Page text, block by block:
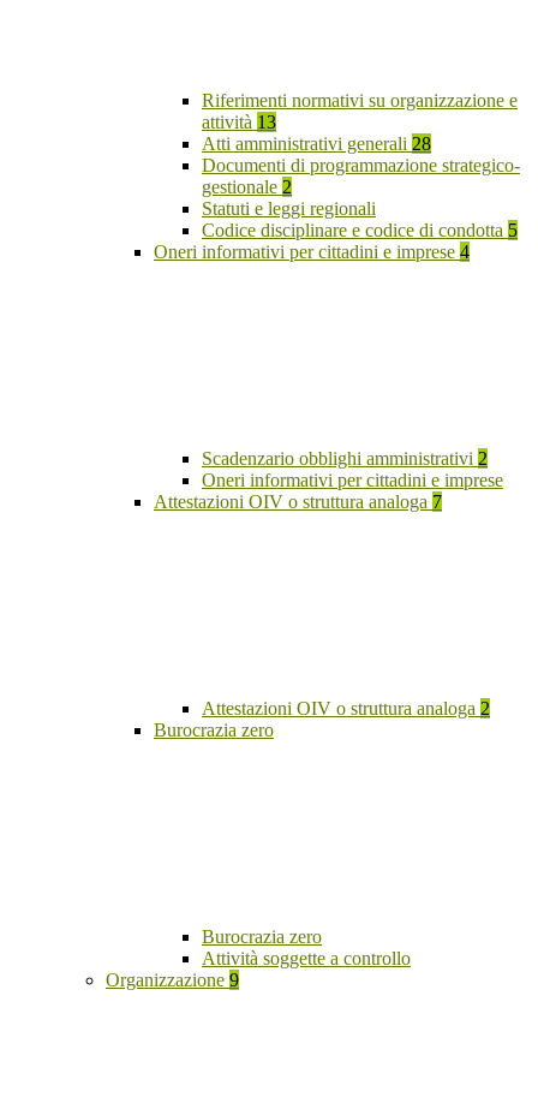
Riferimenti normativi su organizzazione e
attività 13
Atti amministrativi generali 28
Documenti di programmazione strategico-
gestionale 2
Statuti e leggi regionali
Codice disciplinare e codice di condotta 5
Oneri informativi per cittadini e imprese 4
Scadenzario obblighi amministrativi 2
Oneri informativi per cittadini e imprese
Attestazioni OIV o struttura analoga 7
Attestazioni OIV o struttura analoga 2
Burocrazia zero
Burocrazia zero
Attività soggette a controllo
Organizzazione 9